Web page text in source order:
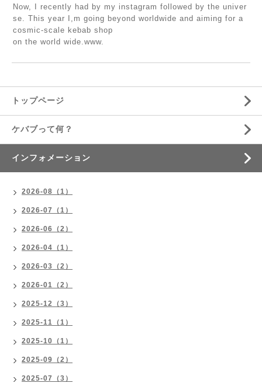
Now, I recently had by my instagram followed by the univer
se. This year I,m going beyond worldwide and aiming for a
cosmic-scale kebab shop
on the world wide.www.
トップページ
ケバブって何？
インフォメーション
2026-08（1）
2026-07（1）
2026-06（2）
2026-04（1）
2026-03（2）
2026-01（2）
2025-12（3）
2025-11（1）
2025-10（1）
2025-09（2）
2025-07（3）